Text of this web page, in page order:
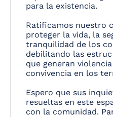
para la existencia.
Ratificamos nuestro
proteger la vida, la
tranquilidad de los
debilitando las
que generan
convivencia en los
Espero que sus
resueltas en este
con la comunidad.